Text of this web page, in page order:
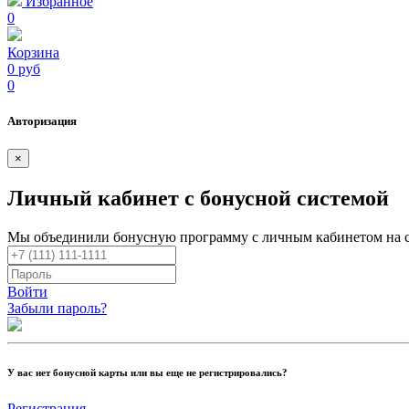
0
Корзина
0 руб
0
Авторизация
×
Личный кабинет с бонусной системой
Мы объединили бонусную программу с личным кабинетом на
Войти
Забыли пароль?
У вас нет бонусной карты или вы еще не регистрировались?